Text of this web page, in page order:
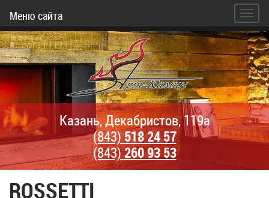
Меню сайта
Казань, Декабристов, 119а
(843)518 24 57
(843)260 93 53
ROSSETTI